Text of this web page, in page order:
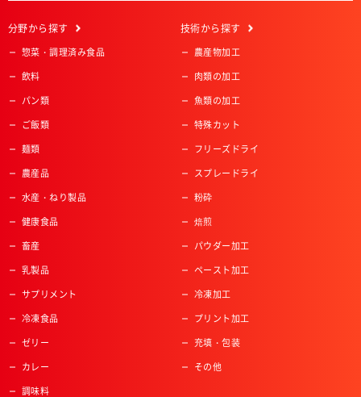
分野から探す
惣菜・調理済み食品
飲料
パン類
ご飯類
麺類
農産品
水産・ねり製品
健康食品
畜産
乳製品
サプリメント
冷凍食品
ゼリー
カレー
調味料
技術から探す
農産物加工
肉類の加工
魚類の加工
特殊カット
フリーズドライ
スプレードライ
粉砕
焙煎
パウダー加工
ペースト加工
冷凍加工
プリント加工
充填・包装
その他